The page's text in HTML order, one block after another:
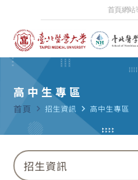
首頁網站
高中生專區
首頁 navigate_next 招生資訊 navigate_next 高中生專區
招生資訊